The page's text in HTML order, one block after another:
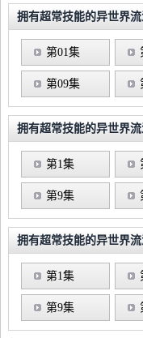
拥有超常技能的异世界
第01集
第09集
拥有超常技能的异世界
第1集
第9集
拥有超常技能的异世界
第1集
第9集